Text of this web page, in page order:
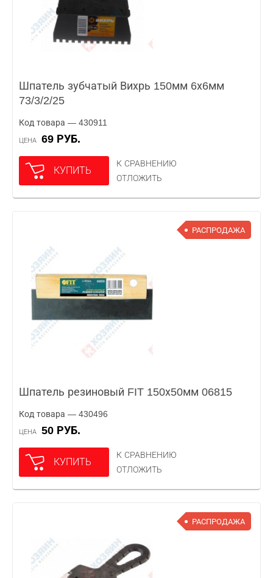
Шпатель зубчатый Вихрь 150мм 6х6мм
73/3/2/25
Код товара — 430911
ЦЕНА 69 РУБ.
КУПИТЬ
К СРАВНЕНИЮ
ОТЛОЖИТЬ
РАСПРОДАЖА
Шпатель резиновый FIT 150х50мм 06815
Код товара — 430496
ЦЕНА 50 РУБ.
КУПИТЬ
К СРАВНЕНИЮ
ОТЛОЖИТЬ
РАСПРОДАЖА